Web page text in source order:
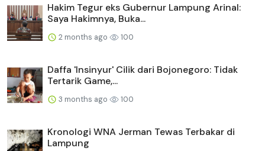
Hakim Tegur eks Gubernur Lampung Arinal:
Saya Hakimnya, Buka...
2 months ago 100
Daffa 'Insinyur' Cilik dari Bojonegoro: Tidak
Tertarik Game,...
3 months ago 100
Kronologi WNA Jerman Tewas Terbakar di
Lampung